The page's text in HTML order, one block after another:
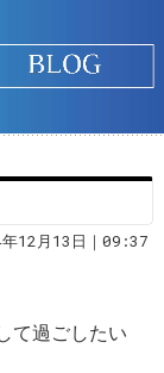
12月13日｜09:37
て過ごしたい